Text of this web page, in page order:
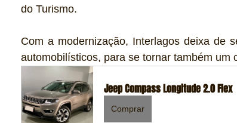
do Turismo.
Com a modernização, Interlagos deixa de
automobilísticos, para se tornar também um
Jeep Compass Longitude 2.0 Flex
Comprar